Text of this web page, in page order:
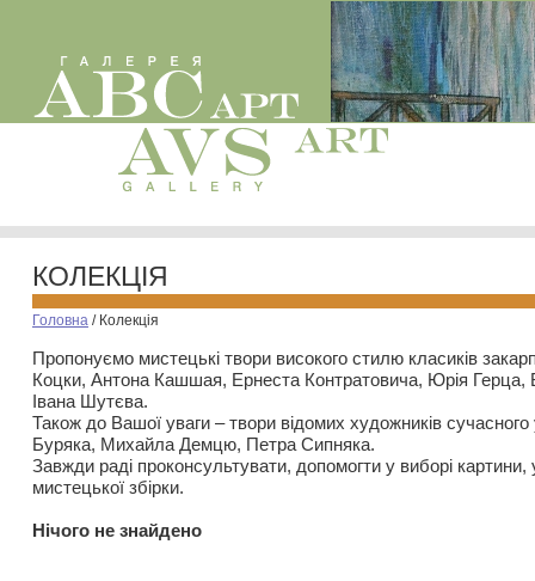
КОЛЕКЦІЯ
Головна / Колекція
Пропонуємо мистецькі твори високого стилю класиків
Коцки, Антона Кашшая, Ернеста Контратовича, Юрія
Івана Шутєва.
Також до Вашої уваги – твори відомих художників
Буряка, Михайла Демцю, Петра Сипняка.
Завжди раді проконсультувати, допомогти у виборі картини,
мистецької збірки.
Нiчого не знайдено